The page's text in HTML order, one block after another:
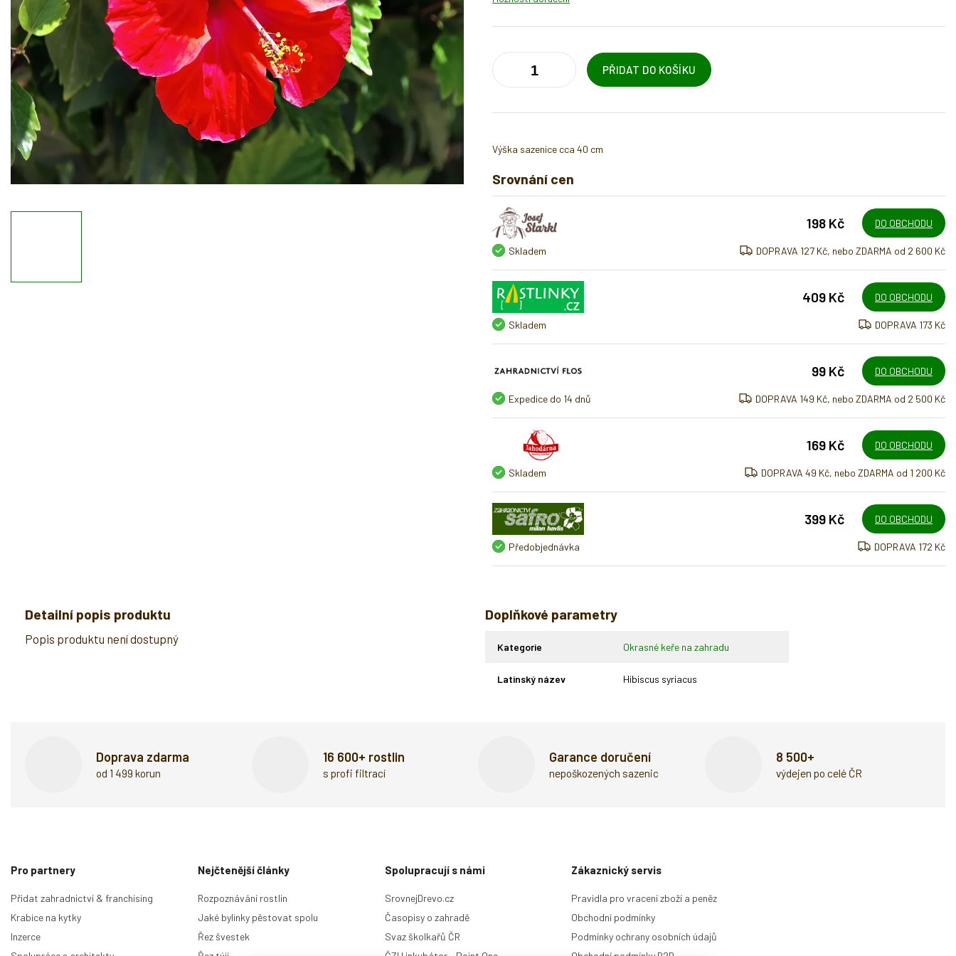
PŘIDAT DO KOŠÍKU
Výška sazenice cca 40 cm
Srovnání cen
198 Kč DO OBCHODU
Skladem DOPRAVA 127 Kč, nebo ZDARMA od 2 600 Kč
409 Kč DO OBCHODU
Skladem DOPRAVA 173 Kč
99 Kč DO OBCHODU
Expedice do 14 dnů DOPRAVA 149 Kč, nebo ZDARMA od 2 500 Kč
169 Kč DO OBCHODU
Skladem DOPRAVA 49 Kč, nebo ZDARMA od 1 200 Kč
399 Kč DO OBCHODU
Předobjednávka DOPRAVA 172 Kč
Detailní popis produktu
Popis produktu není dostupný
Doplňkové parametry
Kategorie Okrasné keře na zahradu
Latinský název Hibiscus syriacus
Doprava zdarma
od 1 499 korun
16 600+ rostlin
s profi filtrací
Garance doručení
nepoškozených sazenic
8 500+
výdejen po celé ČR
Pro partnery
Přidat zahradnictví & franchising
Krabice na kytky
Inzerce
Nejčtenější články
Rozpoznávání rostlin
Jaké bylinky pěstovat spolu
Řez švestek
Spolupracují s námi
SrovnejDrevo.cz
Časopisy o zahradě
Svaz školkařů ČR
Zákaznický servis
Pravidla pro vracení zboží a peněz
Obchodní podmínky
Podmínky ochrany osobních údajů